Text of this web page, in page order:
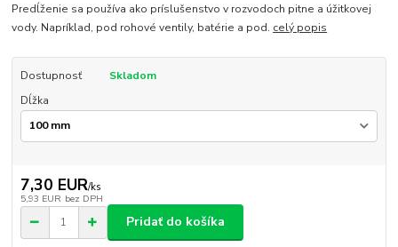
Predĺženie sa používa ako príslušenstvo v rozvodoch pitne a úžitkovej
vody. Napríklad, pod rohové ventily, batérie a pod. celý popis
Dostupnosť
Skladom
Dĺžka
7,30 EUR/ks
5,93 EUR bez DPH
Pridať do košíka